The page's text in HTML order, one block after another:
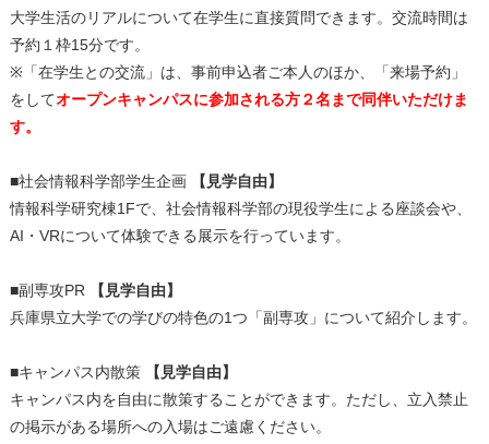
大学生活のリアルについて在学生に直接質問できます。交流時間は
予約１枠15分です。
※「在学生との交流」は、事前申込者ご本人のほか、「来場予約」
をしてオープンキャンパスに参加される方２名まで同伴いただけま
す。
■社会情報科学部学生企画
【見学自由】
情報科学研究棟1Fで、社会情報科学部の現役学生による座談会や、
AI・VRについて体験できる展示を行っています。
■副専攻PR
【見学自由】
兵庫県立大学での学びの特色の1つ「副専攻」について紹介します。
■キャンパス内散策
【見学自由】
キャンパス内を自由に散策することができます。ただし、立入禁止
の掲示がある場所への入場はご遠慮ください。